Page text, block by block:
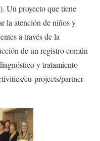
Un proyecto que tiene
la atención de niños y
a través de la
de un registro común
y tratamiento
eu-projects/partner-